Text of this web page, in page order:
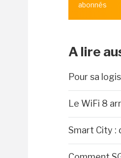
abonnés
A lire
Pour sa
Le WiFi 8
Smart City :